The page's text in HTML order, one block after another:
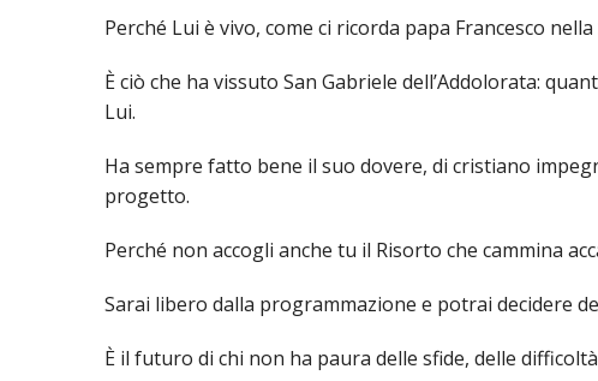
LAICATO
PROBLEMI SOCIALI E
UFFICIO PER LO SPORT
UFFICIO TURISMO E
TUTELA DEI MINORI E
Perché Lui è vivo, come ci ricorda papa Francesco
È ciò che ha vissuto San Gabriele dell’Addolorata:
Lui.
Ha sempre fatto bene il suo dovere, di cristiano
progetto.
Perché non accogli anche tu il Risorto che cammina
Sarai libero dalla programmazione e potrai decidere
È il futuro di chi non ha paura delle sfide, delle